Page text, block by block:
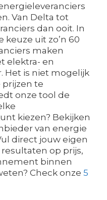
Van Delta tot
dan ooit. In
keuze uit zo’n 60
maken
elektra- en
Het is niet mogelijk
te
onze tool de
kiezen? Bekijken
van energie
direct jouw eigen
op prijs,
binnen
Check onze 5